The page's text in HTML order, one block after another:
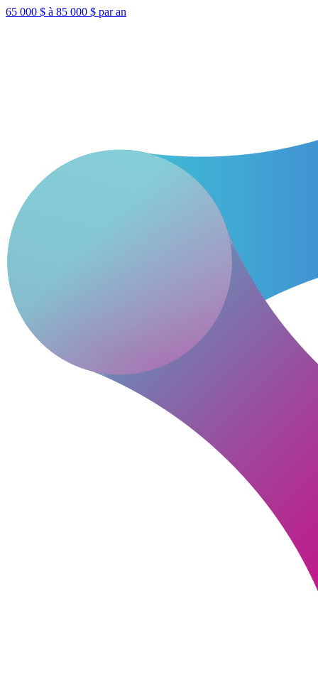
65 000 $ à 85 000 $ par an